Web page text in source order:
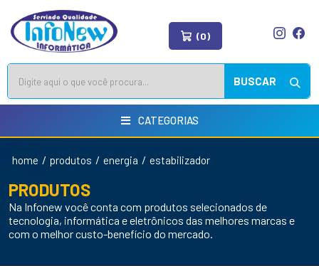
(0)
BUSCAR
CATEGORIAS
home / produtos / energia / estabilizador
PRODUTOS
Na Infonew você conta com produtos selecionados de
tecnologia, informática e eletrônicos das melhores marcas e
com o melhor custo-benefício do mercado.